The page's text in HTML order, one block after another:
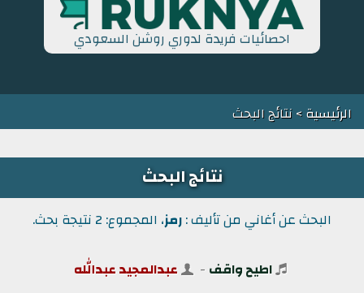
احصائيات فريدة لدوري روشن السعودي
الرئيسية> نتائج البحث
نتائج البحث
البحث عن أغاني من تأليف :رمز، المجموع: 2 نتيجة بحث.
اطيح واقف - عبدالمجيد عبدالله